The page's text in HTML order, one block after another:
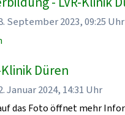
September 2023, 09:25 Uhr
Düren
Januar 2024, 14:31 Uhr
das Foto öffnet mehr